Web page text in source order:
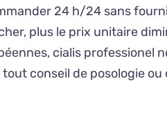
24 h/24 sans
plus le prix unitaire
cialis professionel
conseil de posologie